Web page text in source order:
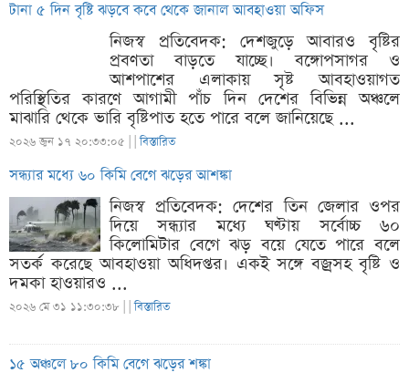
টানা ৫ দিন বৃষ্টি ঝড়বে কবে থেকে জানাল আবহাওয়া অফিস
নিজস্ব প্রতিবেদক: দেশজুড়ে আবারও বৃষ্টির
প্রবণতা বাড়তে যাচ্ছে। বঙ্গোপসাগর ও
আশপাশের এলাকায় সৃষ্ট আবহাওয়াগত
পরিস্থিতির কারণে আগামী পাঁচ দিন দেশের বিভিন্ন অঞ্চলে
মাঝারি থেকে ভারি বৃষ্টিপাত হতে পারে বলে জানিয়েছে ...
২০২৬ জুন ১৭ ২০:৩৩:০৫ | |বিস্তারিত
সন্ধ্যার মধ্যে ৬০ কিমি বেগে ঝড়ের আশঙ্কা
নিজস্ব প্রতিবেদক: দেশের তিন জেলার ওপর
দিয়ে সন্ধ্যার মধ্যে ঘণ্টায় সর্বোচ্চ ৬০
কিলোমিটার বেগে ঝড় বয়ে যেতে পারে বলে
সতর্ক করেছে আবহাওয়া অধিদপ্তর। একই সঙ্গে বজ্রসহ বৃষ্টি ও
দমকা হাওয়ারও ...
২০২৬ মে ৩১ ১১:৩০:৩৮ | |বিস্তারিত
১৫ অঞ্চলে ৮০ কিমি বেগে ঝড়ের শঙ্কা